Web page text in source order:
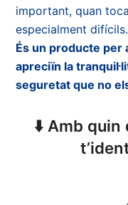
important, quan
especialment difícils.
És un producte per
apreciïn la
seguretat que no
⬇️ Amb quin